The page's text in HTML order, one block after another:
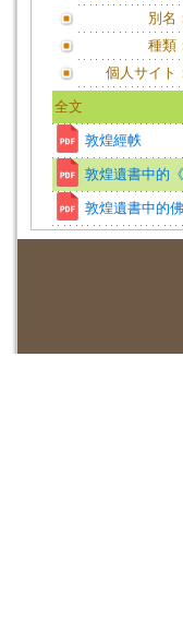
別名
種類
個人サイト
全文
敦煌經帙
敦煌遺書中的
敦煌遺書中的